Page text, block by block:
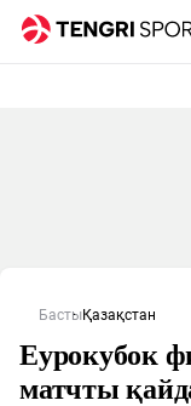
БастыҚазақстан
Еурокубок
матчты